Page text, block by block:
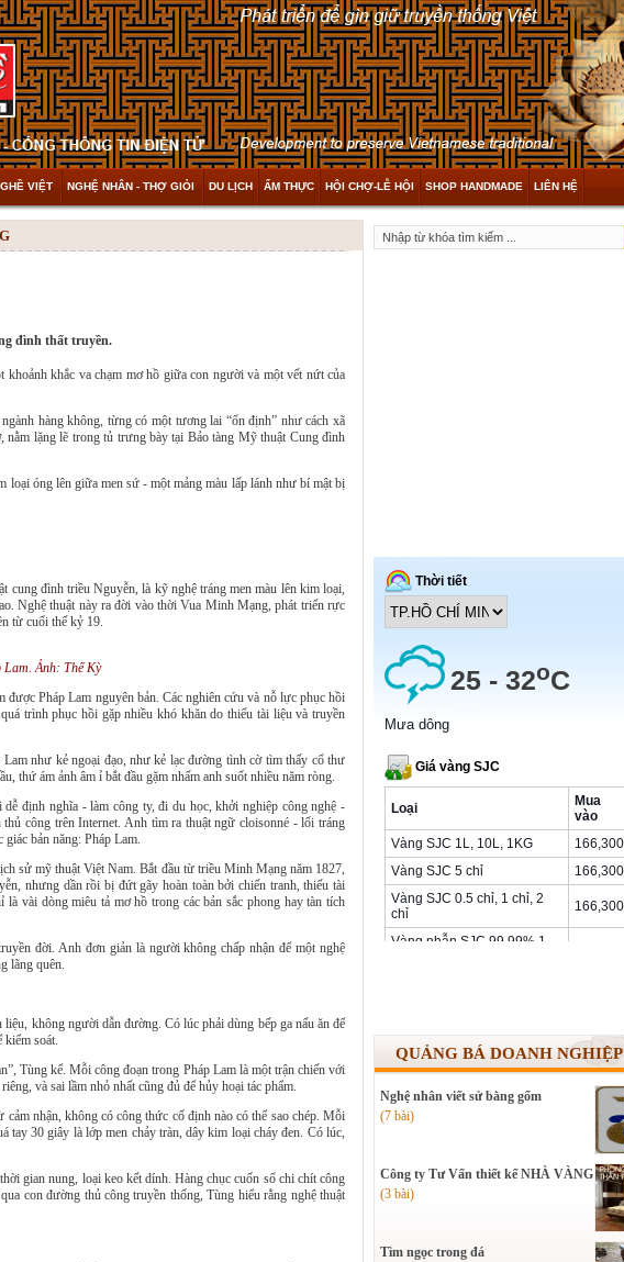
VIỆT NGHỆ NHÂN - THỢ GIỎI DU LỊCH ẨM THỰC HỘI CHỢ-LỄ HỘI SHOP HANDMADE LIÊN HỆ
đình thất truyền.
khắc va chạm mơ hồ giữa con người và một vết nứt của
hàng không, từng có một tương lai “ổn định” như cách xã
lặng lẽ trong tủ trưng bày tại Bảo tàng Mỹ thuật Cung đình
óng lên giữa men sứ - một mảng màu lấp lánh như bí mật bị
cung đình triều Nguyễn, là kỹ nghệ tráng men màu lên kim loại,
Nghệ thuật này ra đời vào thời Vua Minh Mạng, phát triển rực
từ cuối thế kỷ 19.
Lam. Ảnh: Thế Kỳ
Pháp Lam nguyên bản. Các nghiên cứu và nỗ lực phục hồi
trình phục hồi gặp nhiều khó khăn do thiếu tài liệu và truyền
như kẻ ngoại đạo, như kẻ lạc đường tình cờ tìm thấy cổ thư
thứ ám ảnh âm ỉ bắt đầu gặm nhấm anh suốt nhiều năm ròng.
định nghĩa - làm công ty, đi du học, khởi nghiệp công nghệ -
công trên Internet. Anh tìm ra thuật ngữ cloisonné - lối tráng
bản năng: Pháp Lam.
sử mỹ thuật Việt Nam. Bắt đầu từ triều Minh Mạng năm 1827,
nhưng dần rồi bị đứt gãy hoàn toàn bởi chiến tranh, thiếu tài
vài dòng miêu tả mơ hồ trong các bản sắc phong hay tàn tích
đời. Anh đơn giản là người không chấp nhận để một nghệ
lãng quên.
không người dẫn đường. Có lúc phải dùng bếp ga nấu ăn để
kiểm soát.
Tùng kể. Mỗi công đoạn trong Pháp Lam là một trận chiến với
và sai lầm nhỏ nhất cũng đủ để hủy hoại tác phẩm.
nhận, không có công thức cố định nào có thể sao chép. Mỗi
tay 30 giây là lớp men chảy tràn, dây kim loại cháy đen. Có lúc,
gian nung, loại keo kết dính. Hàng chục cuốn sổ chi chít công
con đường thủ công truyền thống, Tùng hiểu rằng nghệ thuật
QUẢNG BÁ DOANH NGHIỆP
Nghệ nhân viết sử bằng gốm
(7 bài)
Công ty Tư Vấn thiết kế NHÀ VÀNG
(3 bài)
Tìm ngọc trong đá